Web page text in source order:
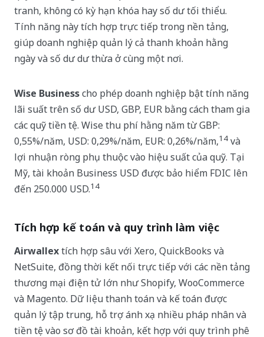
tranh, không có kỳ hạn khóa hay số dư tối thiểu.
Tính năng này tích hợp trực tiếp trong nền tảng,
giúp doanh nghiệp quản lý cả thanh khoản hằng
ngày và số dư dư thừa ở cùng một nơi.
Wise Businesscho phép doanh nghiệp bật tính năng
lãi suất trên số dư USD, GBP, EUR bằng cách tham gia
các quỹ tiền tệ. Wise thu phí hằng năm từ GBP:
0,55%/năm, USD: 0,29%/năm, EUR: 0,26%/năm,14 và
lợi nhuận ròng phụ thuộc vào hiệu suất của quỹ. Tại
Mỹ, tài khoản Business USD được bảo hiểm FDIC lên
đến 250.000 USD.14
Tích hợp kế toán và quy trình làm việc
Airwallextích hợp sâu với Xero, QuickBooks và
NetSuite, đồng thời kết nối trực tiếp với các nền tảng
thương mại điện tử lớn như Shopify, WooCommerce
và Magento. Dữ liệu thanh toán và kế toán được
quản lý tập trung, hỗ trợ ánh xạ nhiều pháp nhân và
tiền tệ vào sơ đồ tài khoản, kết hợp với quy trình phê